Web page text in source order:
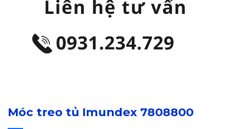
Móc treo tủ Imundex 7808800